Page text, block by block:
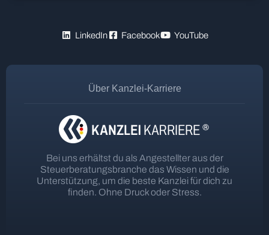
LinkedIn Facebook YouTube
Über Kanzlei-Karriere
Bei uns erhältst du als Angestellter aus der
Steuerberatungsbranche das Wissen und die
Unterstützung, um die beste Kanzlei für dich zu
finden. Ohne Druck oder Stress.